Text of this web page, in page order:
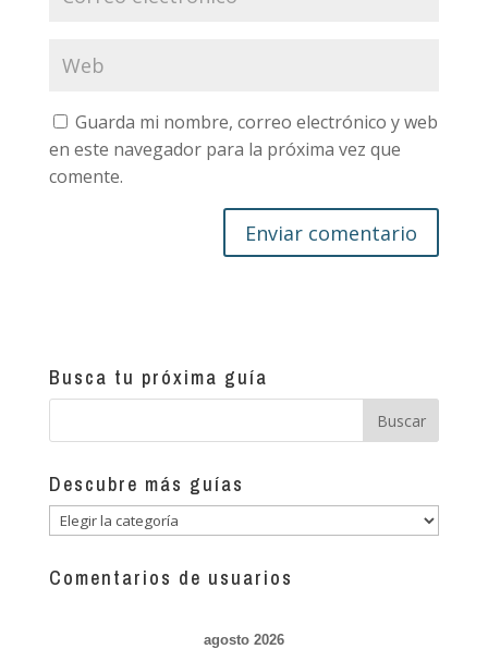
Guarda mi nombre, correo electrónico y web
en este navegador para la próxima vez que
comente.
Busca tu próxima guía
Descubre más guías
Descubre
guías
Comentarios de usuarios
agosto 2026